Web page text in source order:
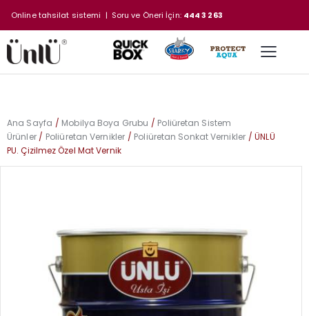
Online tahsilat sistemi | Soru ve Öneri İçin: 444 3 263
Ana Sayfa Mobilya Boya Grubu
Poliüretan Sistem
Ürünler
Poliüretan Vernikler Poliüretan Sonkat Vernikler
ÜNLÜ
PU. Çizilmez Özel Mat Vernik